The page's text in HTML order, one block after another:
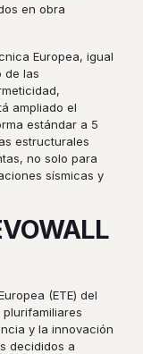
en obra
Europea, igual
de las
ampliado el
estándar a 5
estructurales
no solo para
sísmicas y
(ETE) del
plurifamiliares
y la innovación
decididos a